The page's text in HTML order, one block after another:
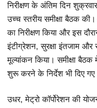
निरीक्षण के अंतिम दिन
उच्च स्तरीय समीक्षा बैठक
का निरीक्षण किया और इस
इंटीग्रेशन, सुरक्षा इंतजाम और
मूल्यांकन किया। समीक्षा बैठक
शुरू करने के निर्देश भी दिए
उधर, मेट्रो कॉर्पोरेशन की